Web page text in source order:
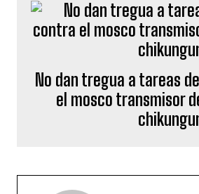
No dan tregua a tareas
el mosco transmisor